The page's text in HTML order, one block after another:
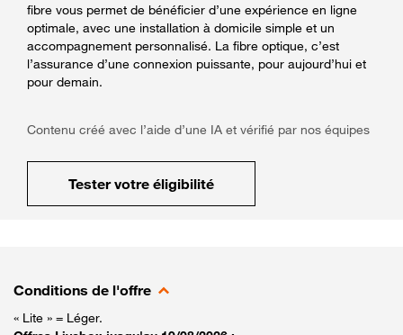
fibre vous permet de bénéficier d’une expérience en ligne
optimale, avec une installation à domicile simple et un
accompagnement personnalisé. La fibre optique, c’est
l’assurance d’une connexion puissante, pour aujourd’hui et
pour demain.
Contenu créé avec l’aide d’une IA et vérifié par nos équipes
Tester votre éligibilité
Conditions de l'offre
« Lite » = Léger.